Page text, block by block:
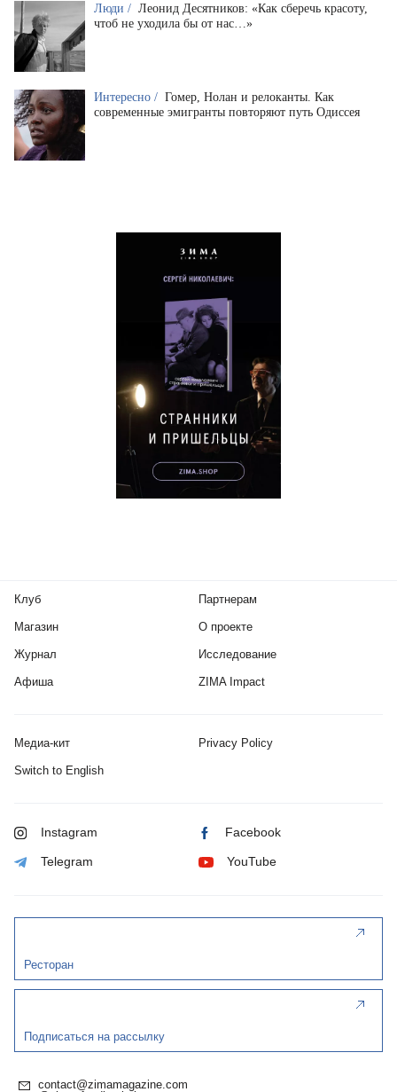
Люди / Леонид Десятников: «Как сберечь красоту,
чтоб не уходила бы от нас…»
Интересно / Гомер, Нолан и релоканты. Как
современные эмигранты повторяют путь Одиссея
Клуб
Магазин
Журнал
Афиша
Партнерам
О проекте
Исследование
ZIMA Impact
Медиа-кит Privacy Policy
Switch to English
Instagram Facebook
Telegram YouTube
Ресторан
Подписаться на рассылку
contact@zimamagazine.com